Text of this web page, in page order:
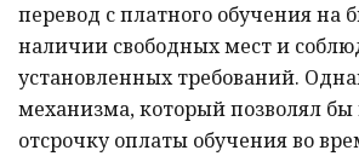
перевод с платного обучения на
наличии свободных мест и
установленных требований.
механизма, который позволял бы
отсрочку оплаты обучения во